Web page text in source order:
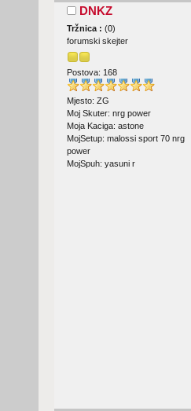
DNKZ
Tržnica : (0)
forumski skejter
Postova: 168
Mjesto: ZG
Moj Skuter: nrg power
Moja Kaciga: astone
MojSetup: malossi sport 70 nrg
power
MojSpuh: yasuni r